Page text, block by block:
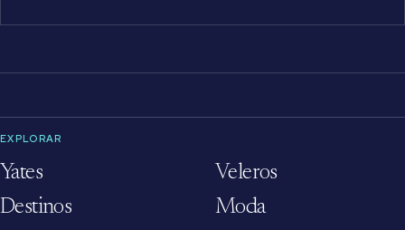
EXPLORAR
Yates
Veleros
Destinos
Moda